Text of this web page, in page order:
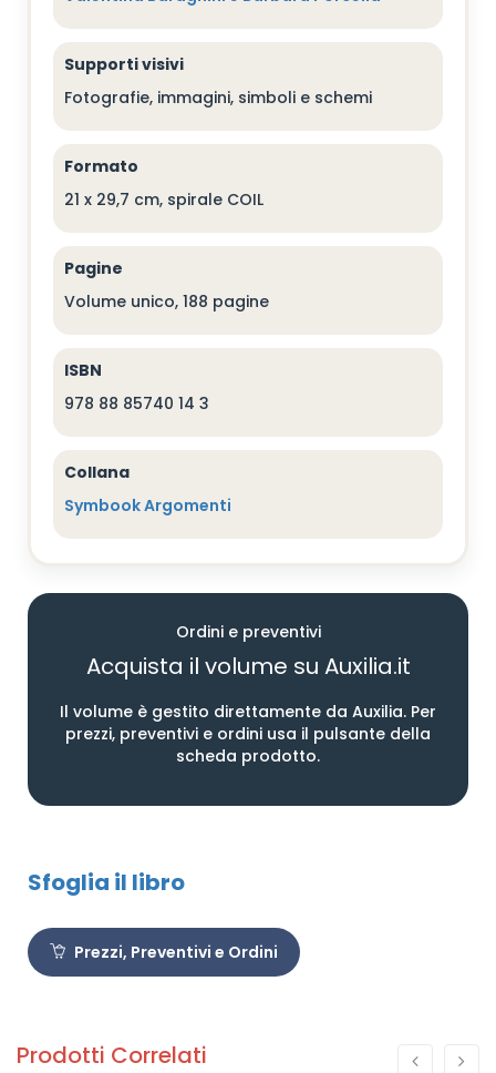
Supporti visivi
Fotografie, immagini, simboli e schemi
Formato
21 x 29,7 cm, spirale COIL
Pagine
Volume unico, 188 pagine
ISBN
978 88 85740 14 3
Collana
Symbook Argomenti
Ordini e preventivi
Acquista il volume su Auxilia.it
Il volume è gestito direttamente da Auxilia. Per
prezzi, preventivi e ordini usa il pulsante della
scheda prodotto.
Sfoglia il libro
Prezzi, Preventivi e Ordini
Prodotti Correlati